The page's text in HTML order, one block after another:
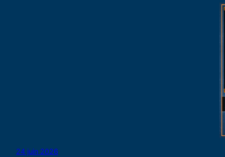
24 juin 2026